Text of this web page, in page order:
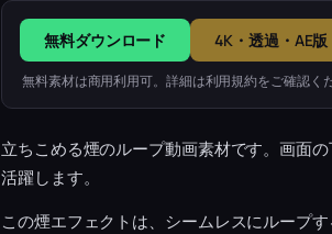
無料ダウンロード 4K・透過・AE版
無料素材は商用利用可。詳細は利用規約をご確認くだ
立ちこめる煙のループ動画素材です。画面
活躍します。
この煙エフェクトは、シームレスにループ